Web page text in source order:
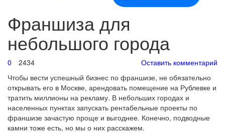
Франшиза для
небольшого города
Оставить комментарий
0
2434
Чтобы вести успешный бизнес по франшизе, не обязательно
открывать его в Москве, арендовать помещение на Рублевке и
тратить миллионы на рекламу. В небольших городах и
населенных пунктах запускать рентабельные проекты по
франшизе зачастую проще и выгоднее. Конечно, подводные
камни тоже есть, но мы о них расскажем.